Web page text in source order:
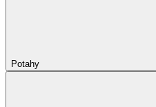
Potahy